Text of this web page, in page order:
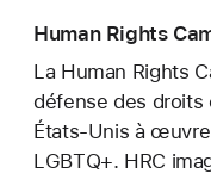
Human Rights
La Human Rights
défense des droits
États-Unis à
LGBTQ+. HRC